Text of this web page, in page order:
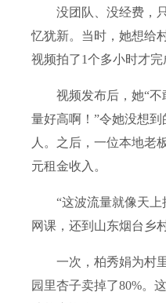
没团队、没经费，只
忆犹新。当时，她想给
视频拍了1个多小时才完
视频发布后，她“不
量好高啊！”令她没想
人。之后，一位本地老
元租金收入。
“这波流量就像天上
网课，还到山东烟台乡
一次，柏秀娟为村里
园里杏子卖掉了80%。